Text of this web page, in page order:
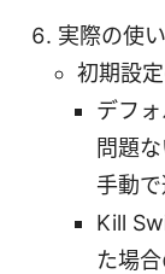
実際の使
初期設
デフ
問題
手動
Kill
た場